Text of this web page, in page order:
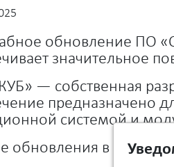
обновление ПО
значительное
— собственная
предназначено
системой и
обновления в версии